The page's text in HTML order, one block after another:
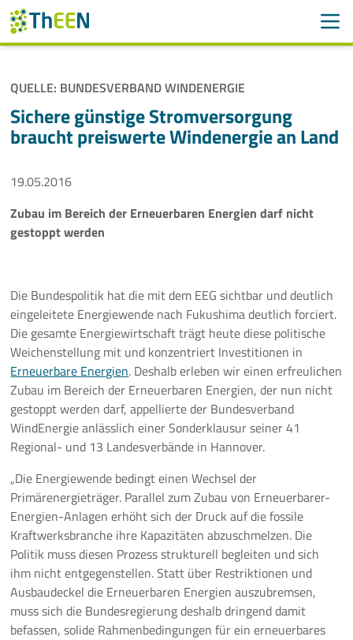
Navigation überspringen
ThEEN
Services
Mitglieder
Aktivitäten
Aktuelles
Meldungen
Pressemeldungen
Branchenmeldungen
Statements
Positionen
Jobs
Mediathek
Akkreditierung
QUELLE: BUNDESVERBAND WINDENERGIE
Sichere günstige Stromversorgung
braucht preiswerte Windenergie an Land
19.05.2016
Zubau im Bereich der Erneuerbaren Energien darf nicht
gestoppt werden
Die Bundespolitik hat die mit dem EEG sichtbar und deutlich
eingeleitete Energiewende nach Fukushima deutlich forciert.
Die gesamte Energiewirtschaft trägt heute diese politische
Weichenstellung mit und konzentriert Investitionen in
Erneuerbare Energien. Deshalb erleben wir einen erfreulichen
Zubau im Bereich der Erneuerbaren Energien, der nun nicht
gestoppt werden darf, appellierte der Bundesverband
WindEnergie anlässlich einer Sonderklausur seiner 41
Regional- und 13 Landesverbände in Hannover.
„Die Energiewende bedingt einen Wechsel der
Primärenergieträger. Parallel zum Zubau von Erneuerbarer-
Energien-Anlagen erhöht sich der Druck auf die fossile
Kraftwerksbranche ihre Kapazitäten abzuschmelzen. Die
Politik muss diesen Prozess strukturell begleiten und sich
ihm nicht entgegenstellen. Statt über Restriktionen und
Ausbaudeckel die Erneuerbaren Energien auszubremsen,
muss sich die Bundesregierung deshalb dringend damit
befassen, solide Rahmenbedingungen für ein erneuerbares